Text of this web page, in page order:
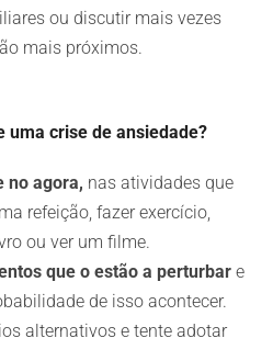
ou discutir mais vezes
mais próximos.
uma crise de ansiedade?
no agora, nas atividades que
refeição, fazer exercício,
ou ver um filme.
que o estão a perturbar e
de isso acontecer.
alternativos e tente adotar